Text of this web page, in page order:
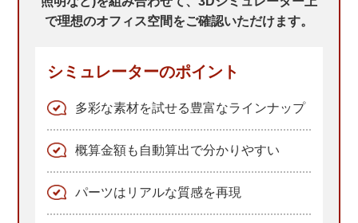
で理想のオフィス空間をご確認いただけます。
シミュレーターのポイント
多彩な素材を試せる豊富なラインナップ
概算金額も自動算出で分かりやすい
パーツはリアルな質感を再現